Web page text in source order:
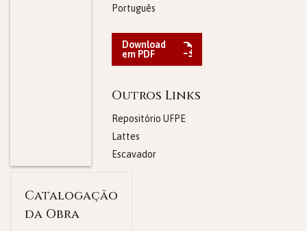
Português
Download
em PDF
Outros Links
Repositório UFPE
Lattes
Escavador
Catalogação
da Obra